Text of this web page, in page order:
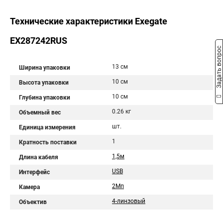
Технические характеристики Exegate
EX287242RUS
Ширина упаковки 13 см
Высота упаковки 10 см
Глубина упаковки 10 см
Объемный вес 0.26 кг
Единица измерения шт.
Кратность поставки 1
Длина кабеля 1,5м
Интерфейс USB
Камера 2Мп
Объектив 4-линзовый
Задать вопрос